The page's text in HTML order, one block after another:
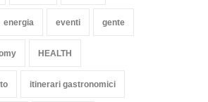
energia eventi gente
HEALTH
itinerari gastronomici